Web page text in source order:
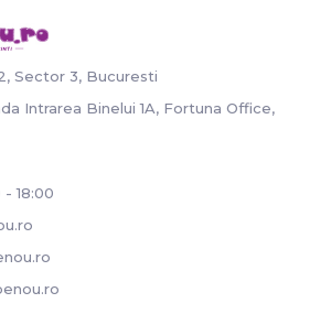
Sector 3, Bucuresti
Intrarea Binelui 1A, Fortuna Office,
18:00